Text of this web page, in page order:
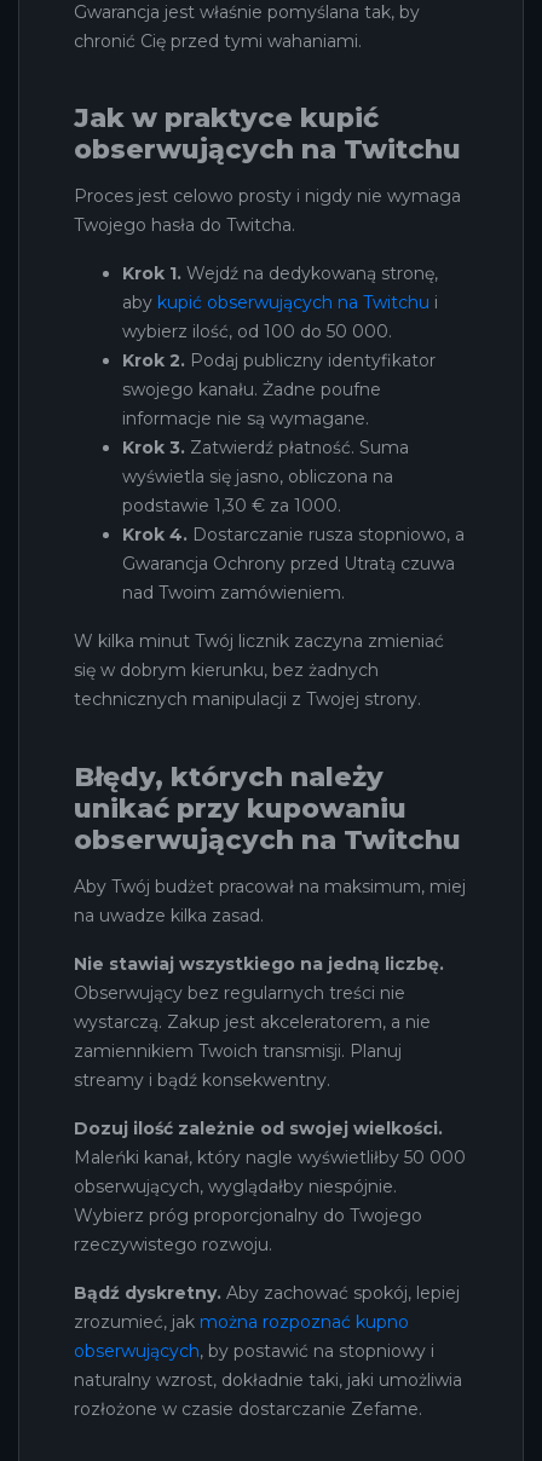
Gwarancja jest właśnie pomyślana tak, by
chronić Cię przed tymi wahaniami.
Jak w praktyce kupić
obserwujących na Twitchu
Proces jest celowo prosty i nigdy nie wymaga
Twojego hasła do Twitcha.
Krok 1. Wejdź na dedykowaną stronę,
aby kupić obserwujących na Twitchu i
wybierz ilość, od 100 do 50 000.
Krok 2. Podaj publiczny identyfikator
swojego kanału. Żadne poufne
informacje nie są wymagane.
Krok 3. Zatwierdź płatność. Suma
wyświetla się jasno, obliczona na
podstawie 1,30 € za 1000.
Krok 4. Dostarczanie rusza stopniowo, a
Gwarancja Ochrony przed Utratą czuwa
nad Twoim zamówieniem.
W kilka minut Twój licznik zaczyna zmieniać
się w dobrym kierunku, bez żadnych
technicznych manipulacji z Twojej strony.
Błędy, których należy
unikać przy kupowaniu
obserwujących na Twitchu
Aby Twój budżet pracował na maksimum, miej
na uwadze kilka zasad.
Nie stawiaj wszystkiego na jedną liczbę.
Obserwujący bez regularnych treści nie
wystarczą. Zakup jest akceleratorem, a nie
zamiennikiem Twoich transmisji. Planuj
streamy i bądź konsekwentny.
Dozuj ilość zależnie od swojej wielkości.
Maleńki kanał, który nagle wyświetliłby 50 000
obserwujących, wyglądałby niespójnie.
Wybierz próg proporcjonalny do Twojego
rzeczywistego rozwoju.
Bądź dyskretny. Aby zachować spokój, lepiej
zrozumieć, jak można rozpoznać kupno
obserwujących, by postawić na stopniowy i
naturalny wzrost, dokładnie taki, jaki umożliwia
rozłożone w czasie dostarczanie Zefame.